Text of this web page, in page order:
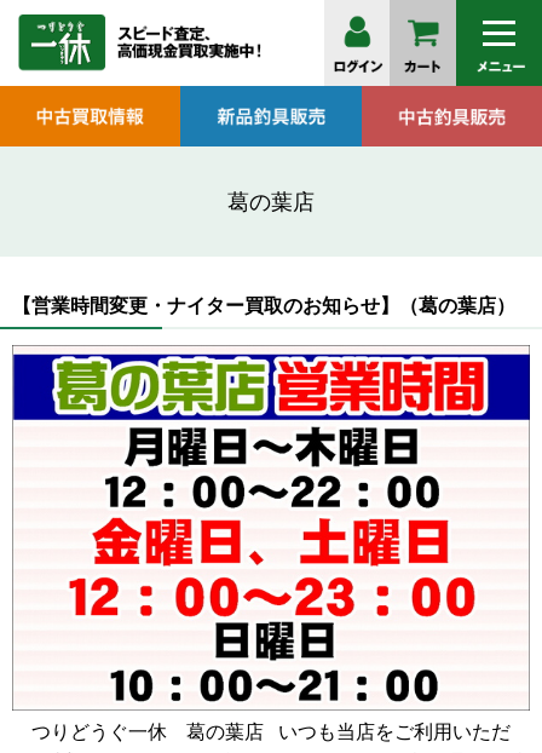
葛の葉店
【営業時間変更・ナイター買取のお知らせ】（葛の葉店）
つりどうぐ一休 葛の葉店 いつも当店をご利用いただ